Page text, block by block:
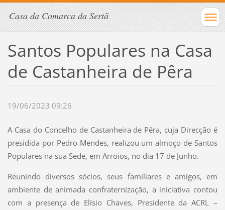
Casa da Comarca da Sertã
Santos Populares na Casa
de Castanheira de Pêra
19/06/2023 09:26
A Casa do Concelho de Castanheira de Pêra, cuja Direcção é
presidida por Pedro Mendes, realizou um almoço de Santos
Populares na sua Sede, em Arroios, no dia 17 de Junho.
Reunindo diversos sócios, seus familiares e amigos, em
ambiente de animada confraternização, a iniciativa contou
com a presença de Elísio Chaves, Presidente da ACRL –